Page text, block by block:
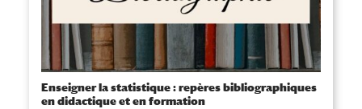
Enseigner la statistique : repères bibliographiques
en didactique et en formation